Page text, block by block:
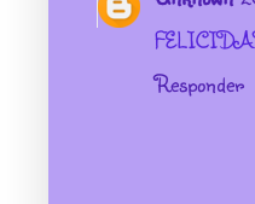
Responder